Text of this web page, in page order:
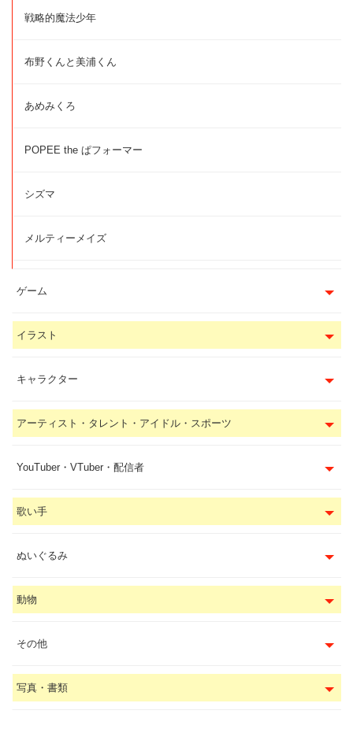
戦略的魔法少年
布野くんと美浦くん
あめみくろ
POPEE the ぱフォーマー
シズマ
メルティーメイズ
ゲーム
イラスト
キャラクター
アーティスト・タレント・アイドル・スポーツ
YouTuber・VTuber・配信者
歌い手
ぬいぐるみ
動物
その他
写真・書類